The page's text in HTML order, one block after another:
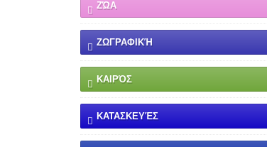
ΖΏΑ
ΖΩΓΡΑΦΙΚΉ
ΚΑΙΡΌΣ
ΚΑΤΑΣΚΕΥΈΣ